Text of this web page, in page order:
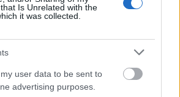
Is Unrelated with the
it was collected.
user data to be sent to
advertising purposes.
απογειωθούν το πρώτο 10ήμερο